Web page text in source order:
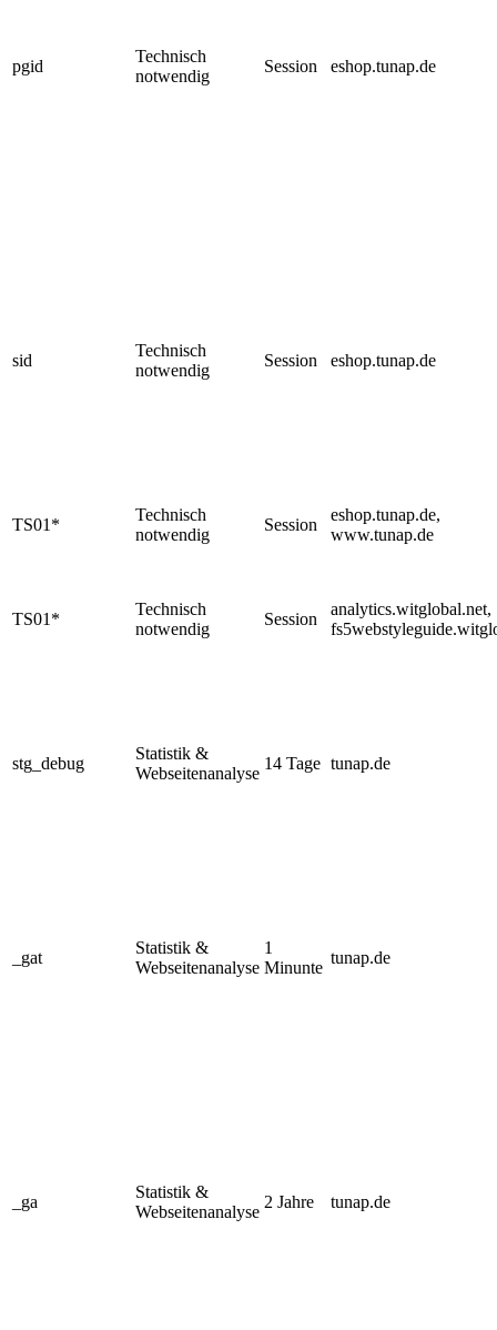
pgid
Technisch
notwendig
Session eshop.tunap.de
sid
Technisch
notwendig
Session eshop.tunap.de
TS01*
Technisch
notwendig
Session
eshop.tunap.de,
www.tunap.de
TS01*
Technisch
notwendig
Session
analytics.witglobal.net,
stg_debug
Statistik &
Webseitenanalyse
14 Tage tunap.de
_gat
Statistik &
Webseitenanalyse
1
Minunte
tunap.de
_ga
Statistik &
Webseitenanalyse
2 Jahre tunap.de